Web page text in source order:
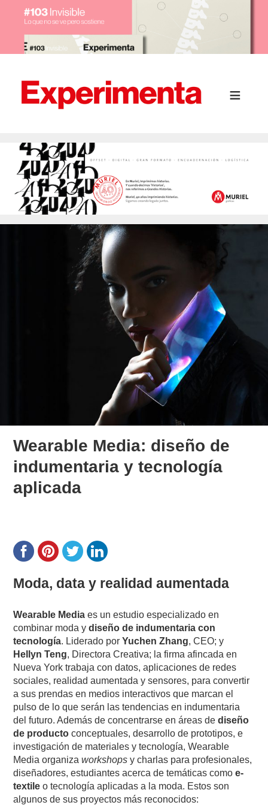
Wearable Media: diseño de
indumentaria y tecnología
aplicada
Moda, data y realidad aumentada
Wearable Media es un estudio especializado en
combinar moda y diseño de indumentaria con
tecnología. Liderado porYuchen Zhang, CEO; y
Hellyn Teng, Directora Creativa; la firma afincada en
Nueva York trabaja con datos, aplicaciones de redes
sociales, realidad aumentada y sensores, para convertir
a sus prendas en medios interactivos que marcan el
pulso de lo que serán las tendencias en indumentaria
del futuro. Además de concentrarse en áreas dediseño
de producto conceptuales, desarrollo de prototipos, e
investigación de materiales y tecnología,Wearable
Media organizaworkshops y charlas para profesionales,
diseñadores, estudiantes acerca de temáticas comoe-
textile o tecnología aplicadas a la moda. Estos son
algunos de sus proyectos más reconocidos: